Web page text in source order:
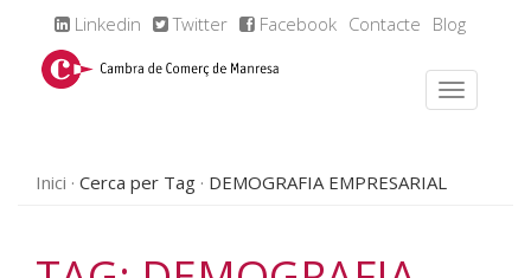
Linkedin Twitter Facebook Contacte Blog
Inici Cerca per Tag DEMOGRAFIA EMPRESARIAL